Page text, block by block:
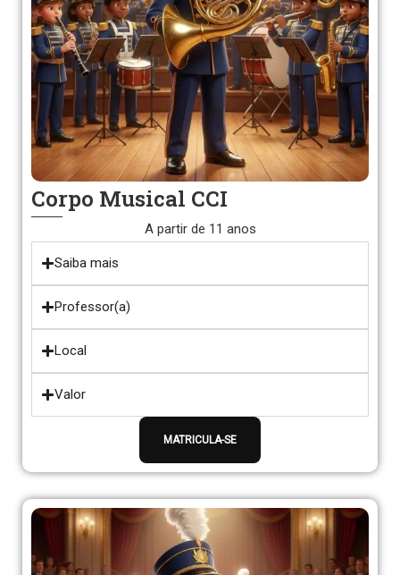
Corpo Musical CCI
A partir de 11 anos
Saiba mais
Professor(a)
Local
Valor
MATRICULA-SE